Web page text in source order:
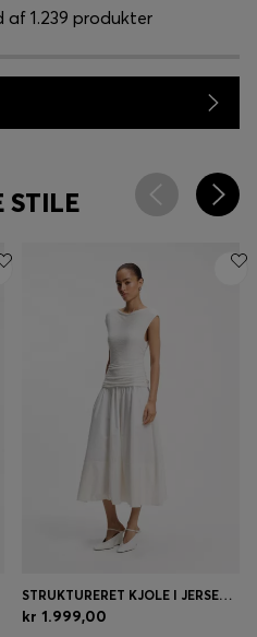
af 1.239 produkter
STILE
STRUKTURERET KJOLE I JERSEY MED POPLIN-SKØRT
kr 1.999,00